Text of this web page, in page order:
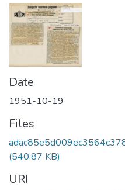
Date
1951-10-19
Files
(540.87 KB)
URI